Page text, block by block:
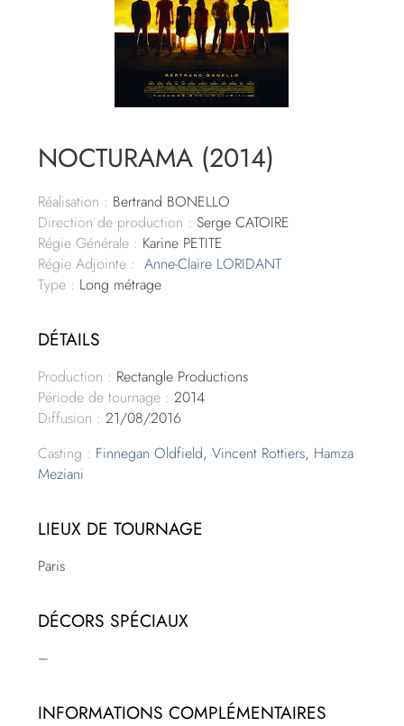
NOCTURAMA (2014)
Réalisation : Bertrand BONELLO
Direction de production : Serge CATOIRE
Régie Générale : Karine PETITE
Régie Adjointe : Anne-Claire LORIDANT
Type : Long métrage
DÉTAILS
Production : Rectangle Productions
Période de tournage : 2014
Diffusion : 21/08/2016
Casting : Finnegan Oldfield,Vincent Rottiers, Hamza
Meziani
LIEUX DE TOURNAGE
Paris
DÉCORS SPÉCIAUX
–
INFORMATIONS COMPLÉMENTAIRES